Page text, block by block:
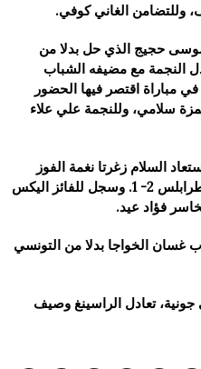
وللتضامن الغاني كوفي.
موسى حجيج الذي حل بدلا من
النجمة مع مضيفه الشباب
في مباراة اقتصر فيها الحضور
سلامي، وللنجمة علي علاء
السلام زغرتا نغمة الفوز
بانتصار ثان هذا الموسم على جاره طرابلس 2- 1. وسجل للفائز اليكس
فؤاد عيد.
غسان الخواجا بدلا من التونسي
تعادل الراسينغ وصيف